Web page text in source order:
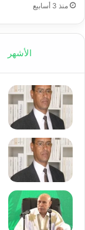
منذ 3 أسابيع
الأشهر